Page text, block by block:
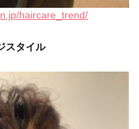
haircare_trend/
スタイル